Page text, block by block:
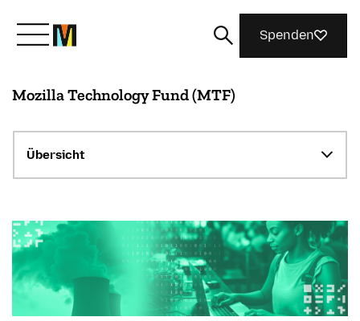
Lernen Sie Mozilla kennen
Was wir tun
Machen Sie mit
Magazin
Spenden
Mozilla Technology Fund (MTF)
Übersicht